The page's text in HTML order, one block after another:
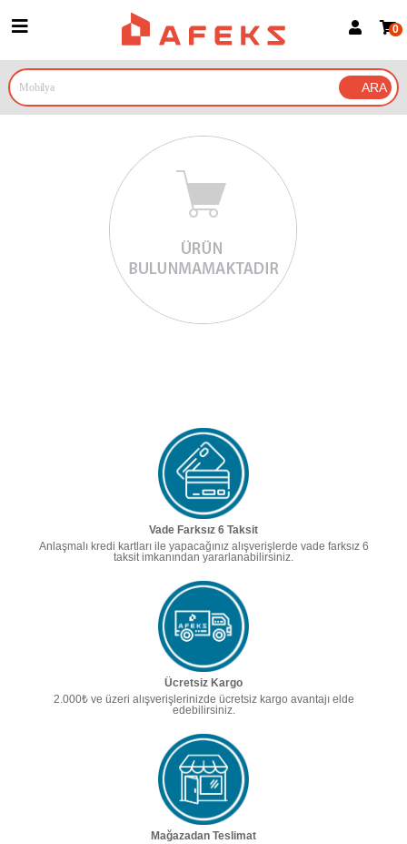
Google İle Bağlan
0
Vade Farksız 6 Taksit
Anlaşmalı kredi kartları ile yapacağınız alışverişlerde vade farksız 6
taksit imkanından yararlanabilirsiniz.
Ücretsiz Kargo
2.000₺ ve üzeri alışverişlerinizde ücretsiz kargo avantajı elde
edebilirsiniz.
Mağazadan Teslimat